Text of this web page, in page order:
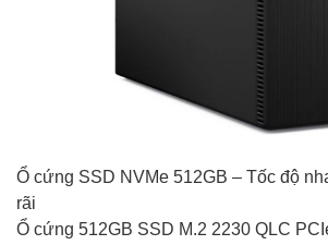
Ổ cứng SSD NVMe 512GB – Tốc độ
rãi
Ổ cứng 512GB SSD M.2 2230 QLC